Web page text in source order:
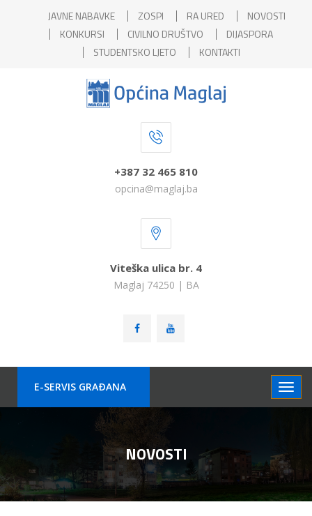
JAVNE NABAVKE ZOSPI RA URED
NOVOSTI
KONKURSI
CIVILNO DRUŠTVO
DIJASPORA
STUDENTSKO LJETO
KONTAKTI
+387 32 465 810
opcina@maglaj.ba
Viteška ulica br. 4
Maglaj 74250 | BA
E-SERVIS GRAÐANA
NOVOSTI